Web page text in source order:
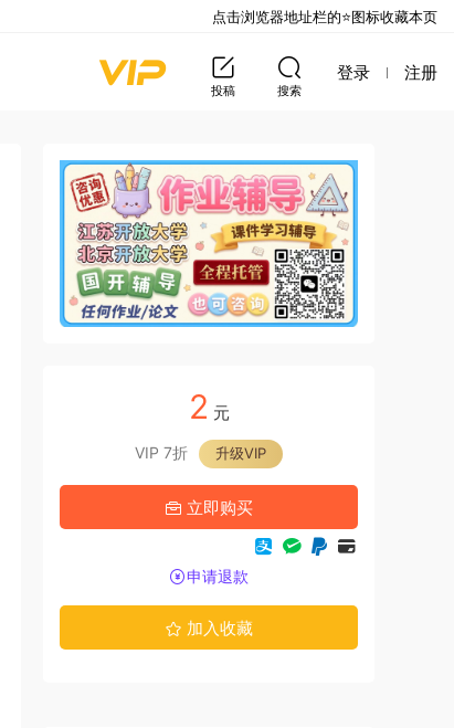
投稿 搜索
登录 注册
2 元
VIP 7折 升级VIP
立即购买
申请退款
加入收藏
点击浏览器地址栏的⭐图标收藏本页